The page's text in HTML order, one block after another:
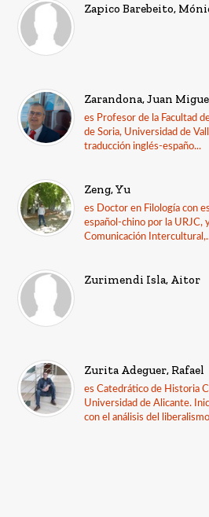
Zapico Barebeito,
Zarandona, Juan
es Profesor de la Facultad
de Soria, Universidad de
traducción inglés-españo...
Zeng, Yu
es Doctor en Filología con
español-chino por la URJC,
Comunicación
Zurimendi Isla, Aitor
Zurita Adeguer, Rafael
es Catedrático de Historia
Universidad de Alicante.
con el análisis del